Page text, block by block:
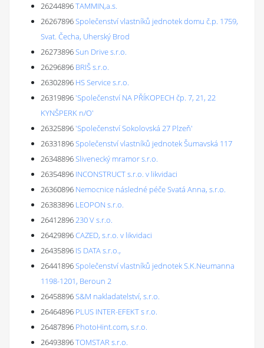
26244896TAMMIN,a.s.
26267896Společenství vlastníků jednotek domu č.p. 1759,
Svat. Čecha, Uherský Brod
26273896Sun Drive s.r.o.
26296896 BRIŠ s.r.o.
26302896 HS Service s.r.o.
26319896'Společenství NA PŘÍKOPECH čp. 7, 21, 22
KYNŠPERK n/O'
26325896'Společenství Sokolovská 27 Plzeň'
26331896Společenství vlastníků jednotek Šumavská 117
26348896Slivenecký mramor s.r.o.
26354896 INCONSTRUCT s.r.o. v likvidaci
26360896 Nemocnice následné péče Svatá Anna, s.r.o.
26383896 LEOPON s.r.o.
26412896230 V s.r.o.
26429896CAZED, s.r.o. v likvidaci
26435896 IS DATA s.r.o.,
26441896Společenství vlastníků jednotek S.K.Neumanna
1198-1201, Beroun 2
26458896S&M nakladatelství, s.r.o.
26464896 PLUS INTER-EFEKT s r.o.
26487896 PhotoHint.com, s.r.o.
26493896TOMSTAR s.r.o.